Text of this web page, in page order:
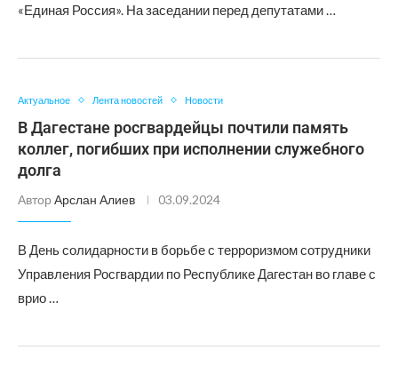
«Единая Россия». На заседании перед депутатами …
Актуальное Лента новостей Новости
В Дагестане росгвардейцы почтили память
коллег, погибших при исполнении служебного
долга
Автор Арслан Алиев 03.09.2024
В День солидарности в борьбе с терроризмом сотрудники
Управления Росгвардии по Республике Дагестан во главе с
врио …